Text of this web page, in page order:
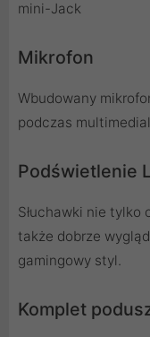
mini-Jack
Mikrofon
Wbudowany
podczas
Podświetlenie
Słuchawki nie tylko
także dobrze
gamingowy styl.
Komplet